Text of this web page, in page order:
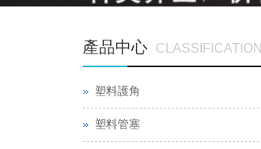
產品中心 CLASSIFICATION
塑料護角
塑料管塞